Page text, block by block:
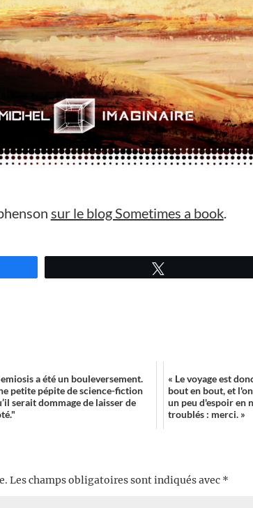
sur le blog Sometimes a book.
a été un bouleversement.
petite pépite de science-fiction
serait dommage de laisser de
« Le voyage est
bout en bout, et
un peu d'espoir en
troublés : merci. »
Les champs obligatoires sont indiqués avec *